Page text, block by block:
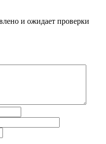
и ожидает проверки